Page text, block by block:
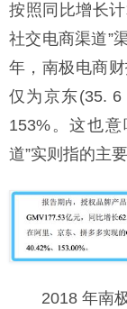
按照同比增长
社交电商渠道”
年，南极电商
仅为京东(35.
153%。这也
道”实则指的主
2018 年南